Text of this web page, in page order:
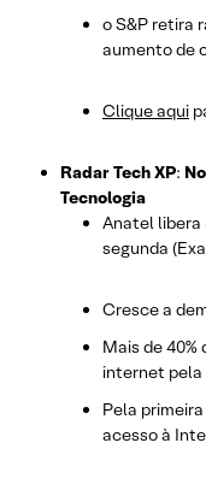
o S&P retira
aumento de
Clique aqui
Radar Tech XP:
Tecnologia
Anatel libera
segunda
Cresce a
Mais de
internet pela
Pela
acesso à